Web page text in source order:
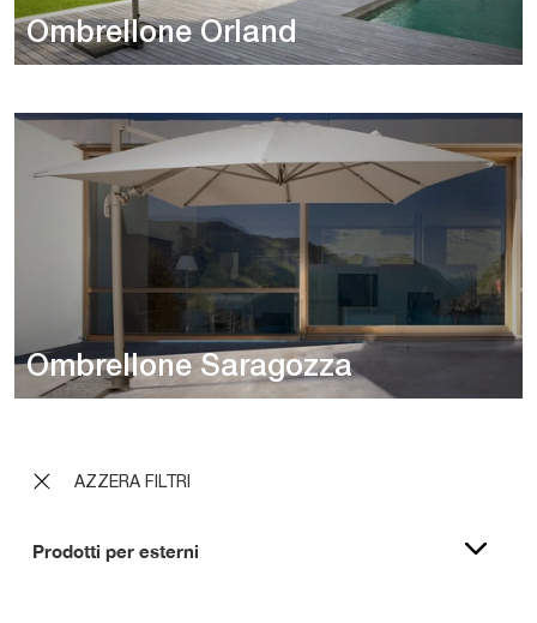
AZZERA FILTRI
Prodotti per esterni
Ombrellone Orland
Ombrellone Saragozza